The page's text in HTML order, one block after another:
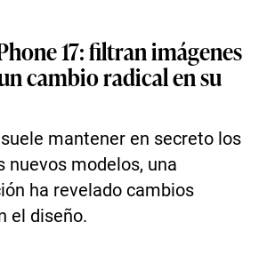
17: filtran imágenes
cambio radical en su
mantener en secreto los
nuevos modelos, una
ha revelado cambios
el diseño.